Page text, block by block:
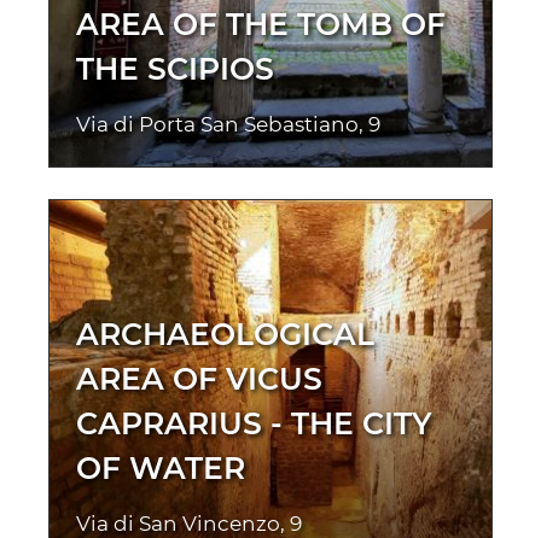
AREA OF THE TOMB OF
THE SCIPIOS
Via di Porta San Sebastiano, 9
ARCHAEOLOGICAL
AREA OF VICUS
CAPRARIUS - THE CITY
OF WATER
Via di San Vincenzo, 9